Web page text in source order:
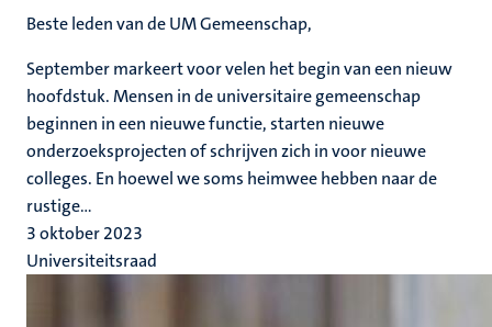
Beste leden van de UM Gemeenschap,
September markeert voor velen het begin van een nieuw
hoofdstuk. Mensen in de universitaire gemeenschap
beginnen in een nieuwe functie, starten nieuwe
onderzoeksprojecten of schrijven zich in voor nieuwe
colleges. En hoewel we soms heimwee hebben naar de
rustige...
3 oktober 2023
Universiteitsraad